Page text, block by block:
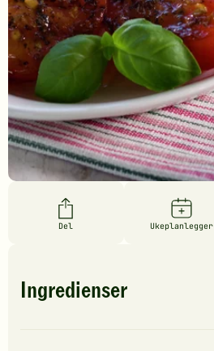
Del Ukeplanlegger
Ingredienser